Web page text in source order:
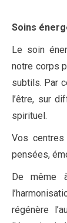
Soins
Le soin
notre corps
subtils. Par
l’être, sur
spirituel.
Vos
pensées,
De même
régénère